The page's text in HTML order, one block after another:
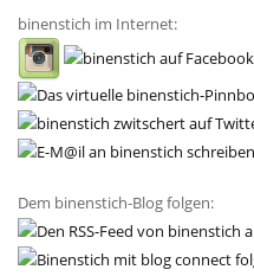
binenstich im Internet:
Dem binenstich-Blog folgen: